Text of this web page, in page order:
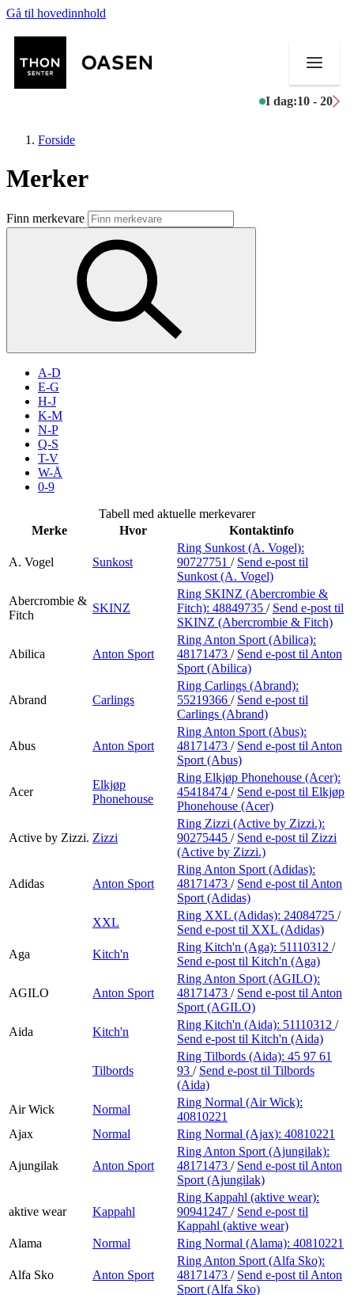
Gå til hovedinnhold
I dag:10 - 20
Butikker
Mat og drikke
Aktiviteter
Inspirasjon
Søk
Praktisk informasjon
Ledige stillinger
Magasin
Gavekort
Finn frem
Forside
Merker
Finn merkevare
A-D
E-G
H-J
K-M
N-P
Q-S
T-V
W-Å
0-9
Tabell med aktuelle merkevarer
Merke
Hvor Kontaktinfo
A. Vogel Sunkost
Ring Sunkost (A. Vogel):
90727751 / Send e-post til
Sunkost (A. Vogel)
Abercrombie &
Fitch
SKINZ
Ring SKINZ (Abercrombie &
Fitch): 48849735 / Send e-post til
SKINZ (Abercrombie & Fitch)
Abilica Anton Sport
Ring Anton Sport (Abilica):
48171473 / Send e-post til Anton
Sport (Abilica)
Abrand Carlings
Ring Carlings (Abrand):
55219366 / Send e-post til
Carlings (Abrand)
Abus Anton Sport
Ring Anton Sport (Abus):
48171473 / Send e-post til Anton
Sport (Abus)
Acer
Elkjøp
Phonehouse
Ring Elkjøp Phonehouse (Acer):
45418474 / Send e-post til Elkjøp
Phonehouse (Acer)
Active by Zizzi. Zizzi
Ring Zizzi (Active by Zizzi.):
90275445 / Send e-post til Zizzi
(Active by Zizzi.)
Adidas Anton Sport
Ring Anton Sport (Adidas):
48171473 / Send e-post til Anton
Sport (Adidas)
XXL
Ring XXL (Adidas): 24084725 /
Send e-post til XXL (Adidas)
Aga
Kitch'n
Ring Kitch'n (Aga): 51110312 /
Send e-post til Kitch'n (Aga)
AGILO Anton Sport
Ring Anton Sport (AGILO):
48171473 / Send e-post til Anton
Sport (AGILO)
Aida
Kitch'n
Ring Kitch'n (Aida): 51110312 /
Send e-post til Kitch'n (Aida)
Tilbords
Ring Tilbords (Aida): 45 97 61
93 / Send e-post til Tilbords
(Aida)
Air Wick
Normal
Ring Normal (Air Wick):
40810221
Ajax
Normal Ring Normal (Ajax): 40810221
Ajungilak Anton Sport
Ring Anton Sport (Ajungilak):
48171473 / Send e-post til Anton
Sport (Ajungilak)
aktive wear Kappahl
Ring Kappahl (aktive wear):
90941247 / Send e-post til
Kappahl (aktive wear)
Alama
Normal Ring Normal (Alama): 40810221
Alfa Sko Anton Sport
Ring Anton Sport (Alfa Sko):
48171473 / Send e-post til Anton
Sport (Alfa Sko)